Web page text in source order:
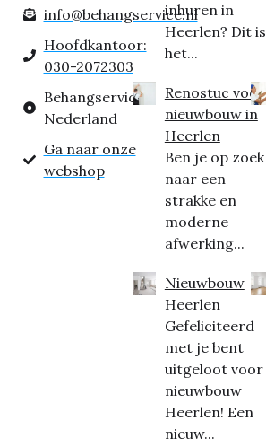
info@behangservice.nl
Hoofdkantoor:
030-2072303
Behangservice
Nederland
Ga naar onze
webshop
inhuren in
Heerlen? Dit is
het...
Renostuc voor
nieuwbouw in
Heerlen
Ben je op zoek
naar een
strakke en
moderne
afwerking...
Nieuwbouw
Heerlen
Gefeliciteerd
met je bent
uitgeloot voor
nieuwbouw
Heerlen! Een
nieuw...